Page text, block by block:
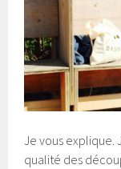
Je vous explique.
qualité des